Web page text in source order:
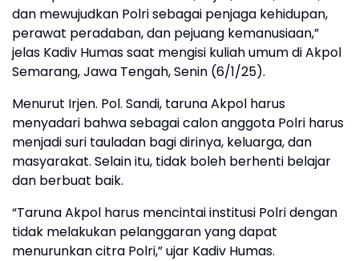
dan mewujudkan Polri sebagai penjaga kehidupan,
perawat peradaban, dan pejuang kemanusiaan,”
jelas Kadiv Humas saat mengisi kuliah umum di Akpol
Semarang, Jawa Tengah, Senin (6/1/25).
Menurut Irjen. Pol. Sandi, taruna Akpol harus
menyadari bahwa sebagai calon anggota Polri harus
menjadi suri tauladan bagi dirinya, keluarga, dan
masyarakat. Selain itu, tidak boleh berhenti belajar
dan berbuat baik.
“Taruna Akpol harus mencintai institusi Polri dengan
tidak melakukan pelanggaran yang dapat
menurunkan citra Polri,” ujar Kadiv Humas.